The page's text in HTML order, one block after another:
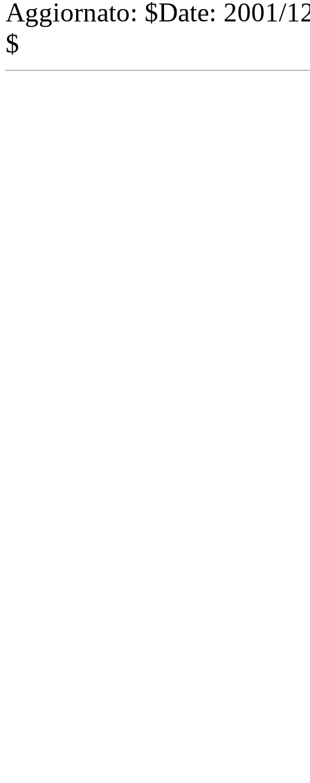
Aggiornato: $Date: 2001/
$